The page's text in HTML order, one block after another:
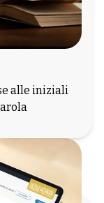
alle iniziali